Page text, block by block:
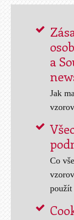
a
Jak
Co
použít